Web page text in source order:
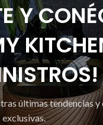
Y
últimas tendencias
exclusivas.
Cubertería